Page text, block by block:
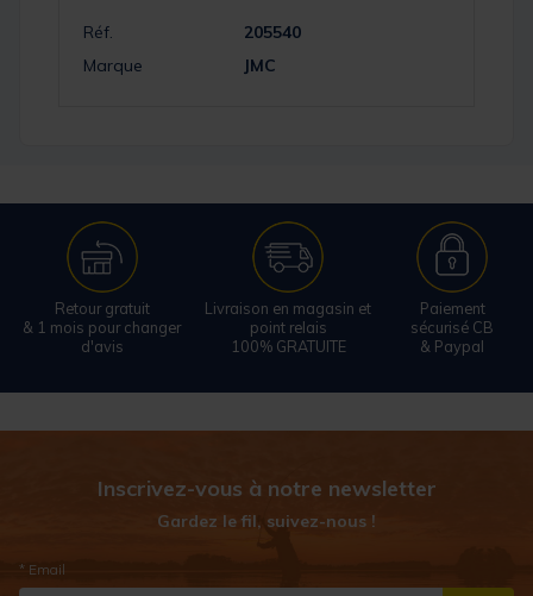
Réf.
205540
Marque
JMC
Retour gratuit
& 1 mois pour changer
d'avis
Livraison en magasin et
point relais
100% GRATUITE
Paiement
sécurisé CB
& Paypal
Inscrivez-vous à notre newsletter
Gardez le fil, suivez-nous !
* Email